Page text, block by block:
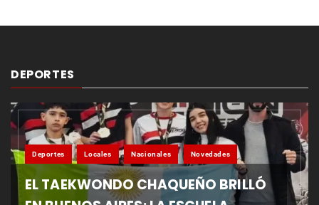
DEPORTES
Deportes Locales Nacionales Novedades
EL TAEKWONDO CHAQUEÑO BRILLÓ